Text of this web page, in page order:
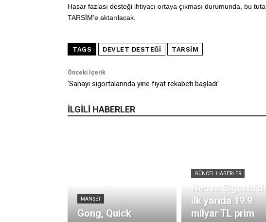
Hasar fazlası desteği ihtiyacı ortaya çıkması durumunda, bu
TARSİM’e aktarılacak.
TAGS DEVLET DESTEĞI TARSİM
Önceki İçerik
‘Sanayi sigortalarında yine fiyat rekabeti başladı’
İLGİLİ HABERLER
MANŞET
Gong, Quick
GÜNCEL HABERLER
Neova
ilk yarıda 19.9
milyar TL prim